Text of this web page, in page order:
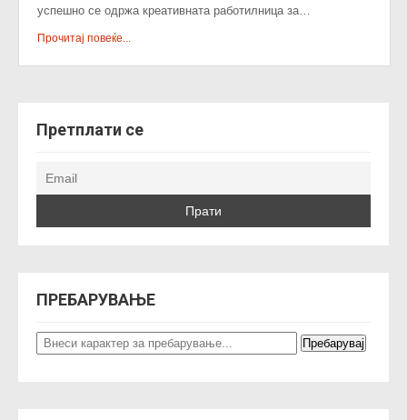
успешно се одржа креативната работилница за…
Прочитај повеќе...
Претплати се
ПРЕБАРУВАЊЕ